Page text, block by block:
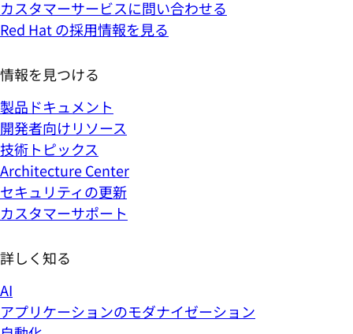
カスタマーサービスに問い合わせる
Red Hat の採用情報を見る
情報を見つける
製品ドキュメント
開発者向けリソース
技術トピックス
Architecture Center
セキュリティの更新
カスタマーサポート
詳しく知る
AI
アプリケーションのモダナイゼーション